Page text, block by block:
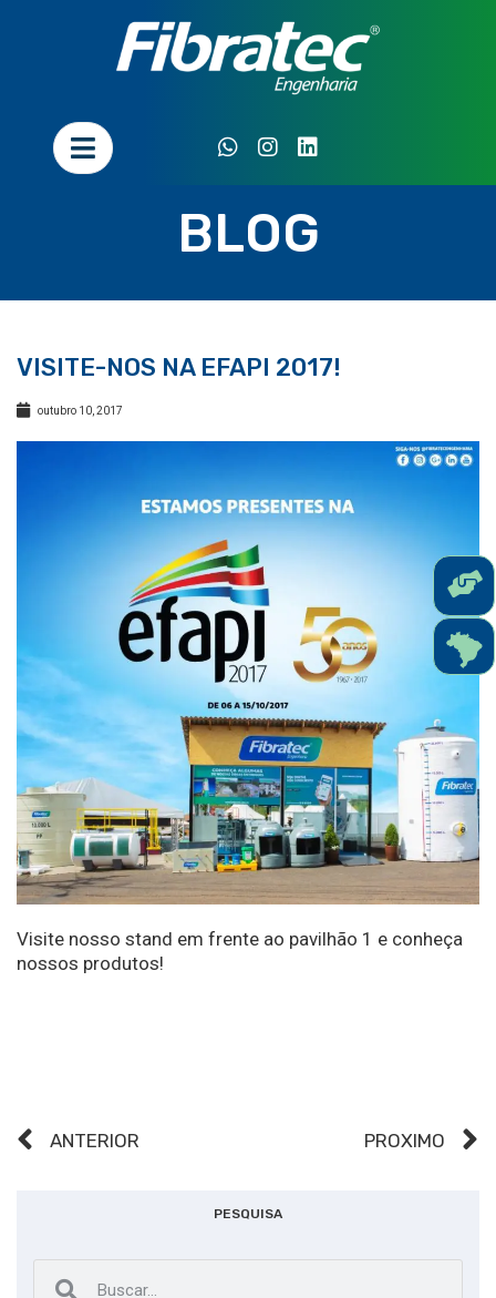
BLOG
VISITE-NOS NA EFAPI 2017!
outubro 10, 2017
Visite nosso stand em frente ao pavilhão 1 e conheça
nossos produtos!
ANTERIOR PRÓXIMO
PESQUISA